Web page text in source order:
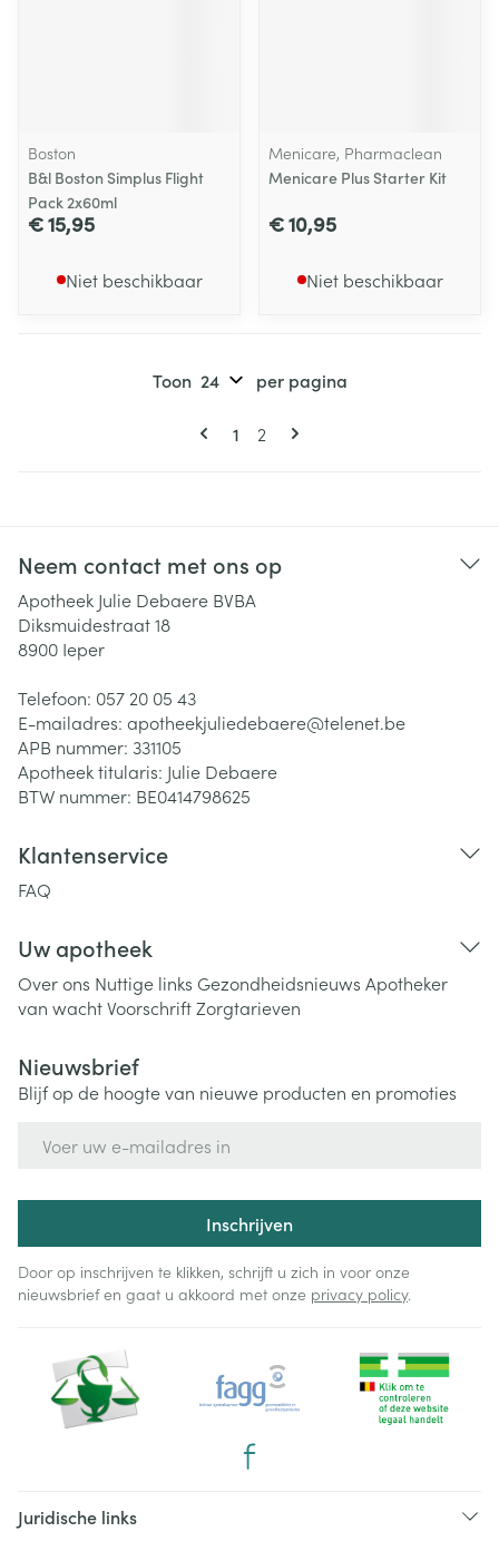
Boston
B&l Boston Simplus Flight
Pack 2x60ml
€ 15,95
Niet beschikbaar
Menicare, Pharmaclean
Menicare Plus Starter Kit
€ 10,95
Niet beschikbaar
Pagina's
U lees momenteel pagina
1 Pagina
2
Toon per pagina
Neem contact met ons op
Apotheek Julie Debaere BVBA
Diksmuidestraat 18
8900 Ieper
Telefoon: 057 20 05 43
E-mailadres: apotheekjuliedebaere@telenet.be
APB nummer: 331105
Apotheek titularis: Julie Debaere
BTW nummer: BE0414798625
Klantenservice
FAQ
Uw apotheek
Over ons Nuttige links Gezondheidsnieuws Apotheker
van wachtVoorschriftZorgtarieven
Nieuwsbrief
Blijf op de hoogte van nieuwe producten en promoties
Inschrijven
Door op inschrijven te klikken, schrijft u zich in voor onze
nieuwsbrief en gaat u akkoord met onze privacy policy.
Juridische links